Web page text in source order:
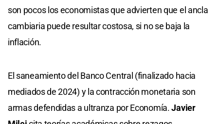
son pocos los economistas que advierten que el ancla
cambiaria puede resultar costosa, si no se baja la
inflación.
El saneamiento del Banco Central (finalizado hacia
mediados de 2024) y la contracción monetaria son
armas defendidas a ultranza por Economía.Javier